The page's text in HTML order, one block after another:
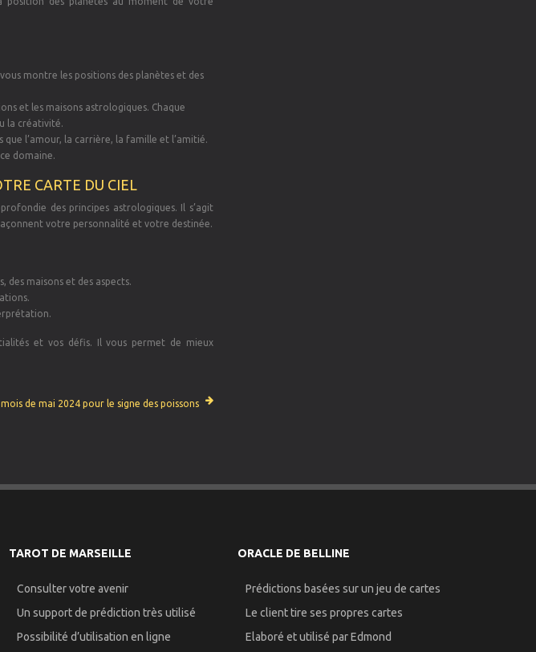
montre les positions des planètes et des
et les maisons astrologiques. Chaque
la créativité.
l’amour, la carrière, la famille et l’amitié.
domaine.
CARTE DU CIEL
des principes astrologiques. Il s’agit
votre personnalité et votre destinée.
des maisons et des aspects.
et vos défis. Il vous permet de mieux
de mai 2024 pour le signe des poissons
TAROT DE MARSEILLE
Consulter votre avenir
Un support de prédiction très utilisé
Possibilité d’utilisation en ligne
ORACLE DE BELLINE
Prédictions basées sur un jeu de cartes
Le client tire ses propres cartes
Elaboré et utilisé par Edmond